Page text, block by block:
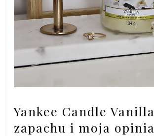
Yankee Candle
zapachu i moja opinia